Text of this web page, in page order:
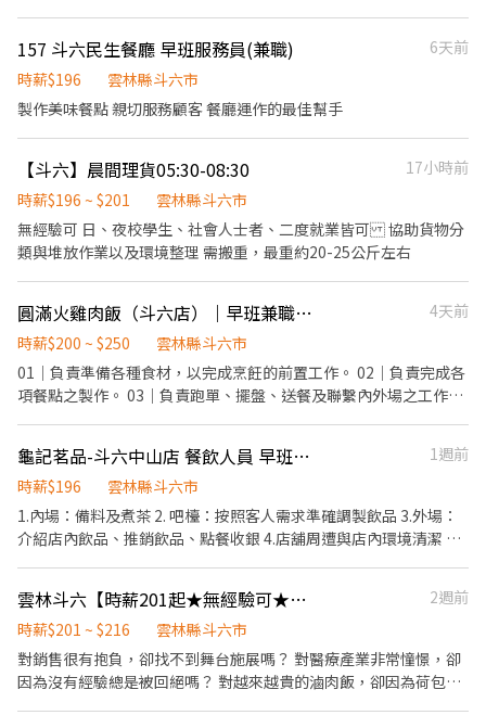
問，並給予餐點上的建議。 ．後續將顧客點餐訊息通知廚房 ，或可
進行簡易餐飲之料理 ．於顧客用餐完畢後，負責收拾碗盤與清理環
境。 ．並負責清潔與外場沙拉吧自助吧台補貨及整潔維持 餐飲內
境、設備和餐具。 ．準備不同餐點所需要的食材。 ．協助測量食材
的容量與重量。 ．負責擺盤、打包外帶服務。
157 斗六民生餐廳 早班服務員(兼職)
6天前
時薪$196
雲林縣斗六市
製作美味餐點 親切服務顧客 餐廳運作的最佳幫手
【斗六】晨間理貨05:30-08:30
17小時前
時薪$196 ~ $201
雲林縣斗六市
無經驗可 日、夜校學生、社會人士者、二度就業皆可 協助貨物分
類與堆放作業以及環境整理 需搬重，最重約20-25公斤左右
圓滿火雞肉飯（斗六店）｜早班兼職人員
4天前
時薪$200 ~ $250
雲林縣斗六市
01｜負責準備各種食材，以完成烹飪的前置工作。 02｜負責完成各
項餐點之製作。 03｜負責跑單、擺盤、送餐及聯繫內外場之工作。
工作。 07｜負責打包外帶的食物，必要時進行外送服務。 08｜完成
主管交辦之各項作業事項。
龜記茗品-斗六中山店 餐飲人員 早班人員 正
1週前
時薪$196
雲林縣斗六市
1.內場：備料及煮茶 2. 吧檯：按照客人需求準確調製飲品 3.外場：
介紹店內飲品、推銷飲品、點餐收銀 4.店舖周遭與店內環境清潔 5.
雲林斗六【時薪201起★無經驗可★福利優】_門市兼職、實習
2週前
時薪$201 ~ $216
雲林縣斗六市
對銷售很有抱負，卻找不到舞台施展嗎？ 對醫療產業非常憧憬，卻
因為沒有經驗總是被回絕嗎？ 對越來越貴的滷肉飯，卻因為荷包縮